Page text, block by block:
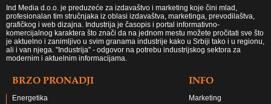
Ind Media d.o.o. je preduzeće za izdavaštvo i marketing koje čini mlad,
profesionalan tim stručnjaka iz oblasi izdavaštva, marketinga, prevodilaštva,
grafičkog i web dizajna. Industrija je časopis i portal informativno-
komercijalnog karaktera što znači da na jednom mestu možete pročitati sve što
je aktuelno i zanimljivo u svim granama industrije kako u Srbiji tako i u regionu,
ali i van njega. "Industrija" - odgovor na potrebu industrijskog sektora za
modernim i aktuelnim informacijama.
BRZO PRONADJI
Energetika
INFO
Marketing